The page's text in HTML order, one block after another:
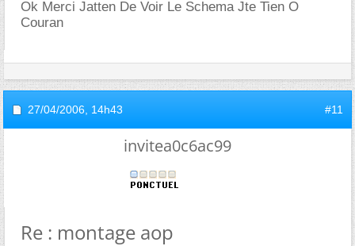
Ok Merci Jatten De Voir Le Schema Jte Tien O
Couran
27/04/2006, 14h43 #11
invitea0c6ac99
Re : montage aop